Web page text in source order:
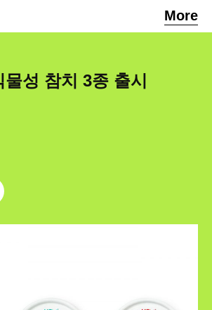
More
성 참치 3종 출시